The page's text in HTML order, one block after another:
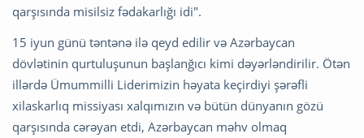
qarşısında misilsiz fədakarlığı idi".
15 iyun günü təntənə ilə qeyd edilir və Azərbaycan
dövlətinin qurtuluşunun başlanğıcı kimi dəyərləndirilir. Ötən
illərdə Ümummilli Liderimizin həyata keçirdiyi şərəfli
xilaskarlıq missiyası xalqımızın və bütün dünyanın gözü
qarşısında cərəyan etdi, Azərbaycan məhv olmaq